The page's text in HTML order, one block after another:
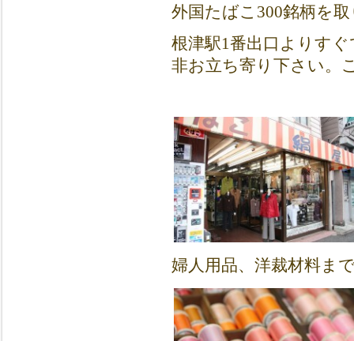
外国たばこ300銘柄を
根津駅1番出口よりす
非お立ち寄り下さい。
婦人用品、洋裁材料ま